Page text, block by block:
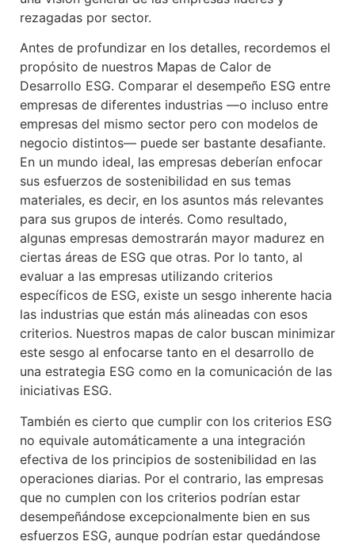
rezagadas por sector.
Antes de profundizar en los detalles, recordemos el
propósito de nuestros Mapas de Calor de
Desarrollo ESG. Comparar el desempeño ESG entre
empresas de diferentes industrias —o incluso entre
empresas del mismo sector pero con modelos de
negocio distintos— puede ser bastante desafiante.
En un mundo ideal, las empresas deberían enfocar
sus esfuerzos de sostenibilidad en sus temas
materiales, es decir, en los asuntos más relevantes
para sus grupos de interés. Como resultado,
algunas empresas demostrarán mayor madurez en
ciertas áreas de ESG que otras. Por lo tanto, al
evaluar a las empresas utilizando criterios
específicos de ESG, existe un sesgo inherente hacia
las industrias que están más alineadas con esos
criterios. Nuestros mapas de calor buscan minimizar
este sesgo al enfocarse tanto en el desarrollo de
una estrategia ESG como en la comunicación de las
iniciativas ESG.
También es cierto que cumplir con los criterios ESG
no equivale automáticamente a una integración
efectiva de los principios de sostenibilidad en las
operaciones diarias. Por el contrario, las empresas
que no cumplen con los criterios podrían estar
desempeñándose excepcionalmente bien en sus
esfuerzos ESG, aunque podrían estar quedándose